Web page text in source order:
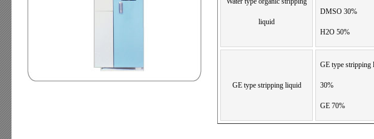
liquid
DMSO 30%
H2O 50%
GE type stripping liquid
GE type stripping
30%
GE 70%